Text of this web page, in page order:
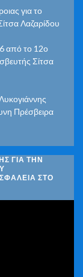
για το
Λαζαρίδου
από το 12ο
Σίτσα
Πρέσβειρα
ΓΙΑ ΤΗΝ
ΣΤΟ